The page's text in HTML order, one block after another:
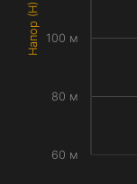
60 м
80 м
100 м